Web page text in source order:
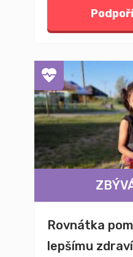
Rovnátka
lepšímu